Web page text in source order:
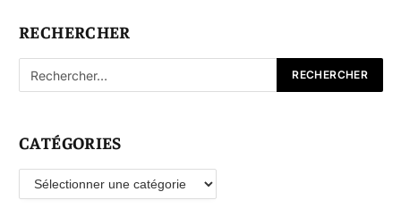
RECHERCHER
CATÉGORIES
Catégories